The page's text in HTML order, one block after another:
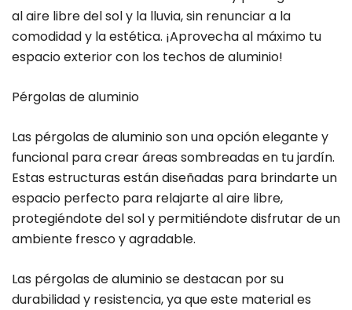
al aire libre del sol y la lluvia, sin renunciar a la
comodidad y la estética. ¡Aprovecha al máximo tu
espacio exterior con los techos de aluminio!
Pérgolas de aluminio
Las pérgolas de aluminio son una opción elegante y
funcional para crear áreas sombreadas en tu jardín.
Estas estructuras están diseñadas para brindarte un
espacio perfecto para relajarte al aire libre,
protegiéndote del sol y permitiéndote disfrutar de un
ambiente fresco y agradable.
Las pérgolas de aluminio se destacan por su
durabilidad y resistencia, ya que este material es